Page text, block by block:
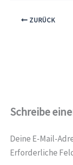
ZURÜCK
Schreibe
Deine E-Mail-
Erforderliche